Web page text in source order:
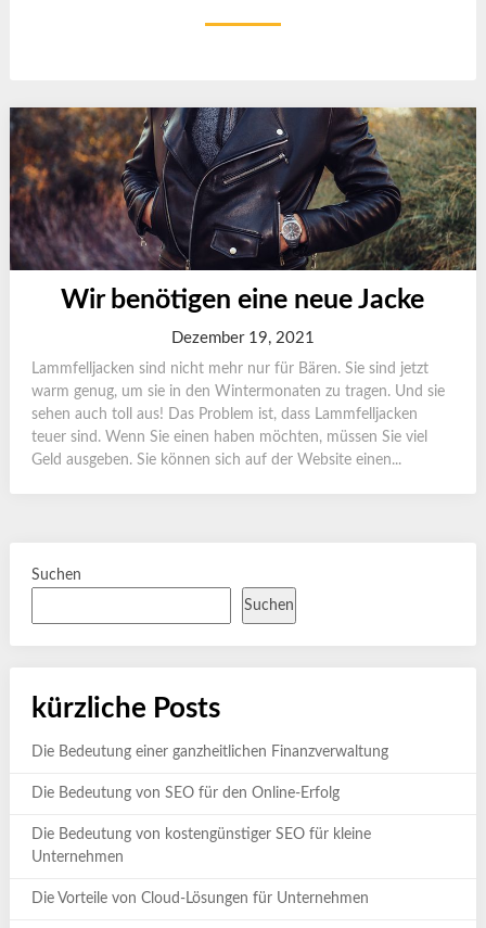
Wir benötigen eine neue Jacke
Dezember 19, 2021
Lammfelljacken sind nicht mehr nur für Bären. Sie sind jetzt
warm genug, um sie in den Wintermonaten zu tragen. Und sie
sehen auch toll aus! Das Problem ist, dass Lammfelljacken
teuer sind. Wenn Sie einen haben möchten, müssen Sie viel
Geld ausgeben. Sie können sich auf der Website einen...
Suchen
Suchen
kürzliche Posts
Die Bedeutung einer ganzheitlichen Finanzverwaltung
Die Bedeutung von SEO für den Online-Erfolg
Die Bedeutung von kostengünstiger SEO für kleine
Unternehmen
Die Vorteile von Cloud-Lösungen für Unternehmen